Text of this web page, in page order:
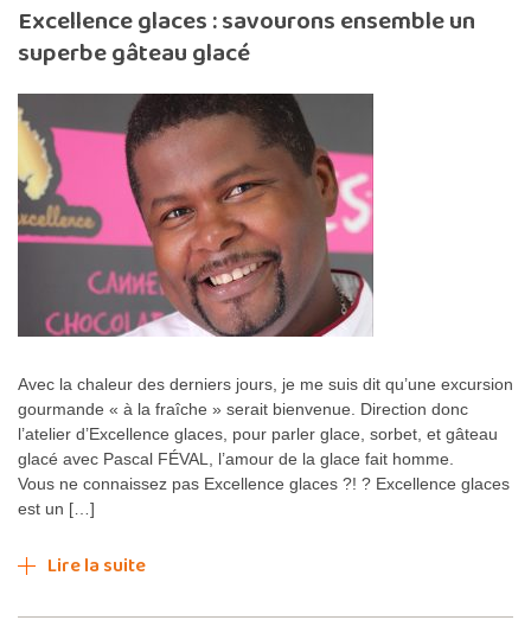
Excellence glaces : savourons ensemble un
superbe gâteau glacé
Avec la chaleur des derniers jours, je me suis dit qu’une excursion
gourmande « à la fraîche » serait bienvenue. Direction donc
l’atelier d’Excellence glaces, pour parler glace, sorbet, et gâteau
glacé avec Pascal FÉVAL, l’amour de la glace fait homme.
Vous ne connaissez pas Excellence glaces ?! ? Excellence glaces
est un […]
Lire la suite